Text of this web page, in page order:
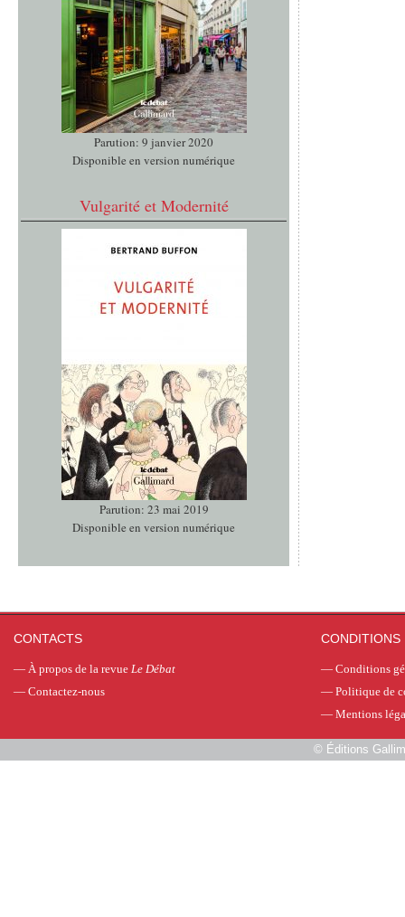
Parution: 9 janvier 2020
Disponible en version numérique
Vulgarité et Modernité
Parution: 23 mai 2019
Disponible en version numérique
CONTACTS
— À propos de la revue Le Débat
— Contactez-nous
CONDITIONS
— Conditions
— Politique de
— Mentions
© Éditions